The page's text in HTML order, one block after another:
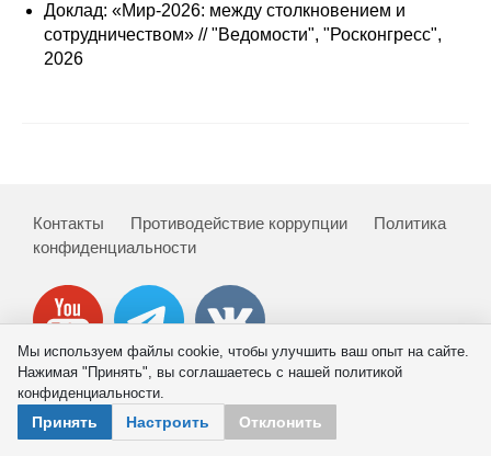
Отчетность
Научная жизнь
Издания
О журнале
Номера журналов
Доклад: «Мир-2026: между столкновением и
сотрудничеством» // "Ведомости", "Росконгресс",
2026
Контакты Противодействие коррупции
Политика
конфиденциальности
Мы используем файлы cookie, чтобы улучшить ваш опыт на сайте.
Нажимая "Принять", вы соглашаетесь с нашей политикой
конфиденциальности.
Принять Настроить Отклонить